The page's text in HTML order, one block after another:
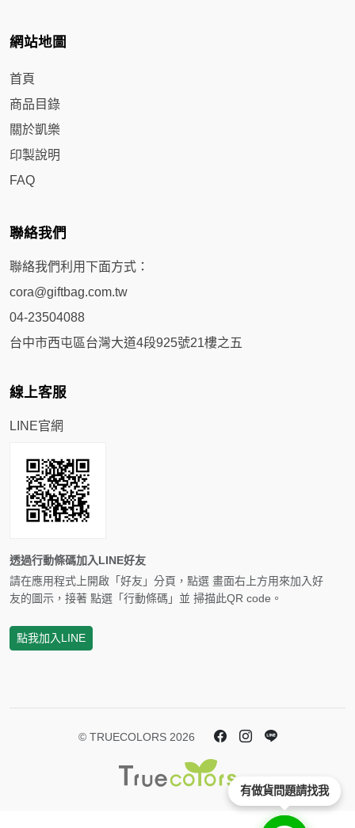
網站地圖
首頁
商品目錄
關於凱樂
印製說明
FAQ
聯絡我們
聯絡我們利用下面方式：
cora@giftbag.com.tw
04-23504088
台中市西屯區台灣大道4段925號21樓之五
線上客服
LINE官網
透過行動條碼加入LINE好友
請在應用程式上開啟「好友」分頁，點選 畫面右上方用來加入好
友的圖示，接著 點選「行動條碼」並 掃描此QR code。
點我加入LINE
© TRUECOLORS 2026
有做貨問題請找我